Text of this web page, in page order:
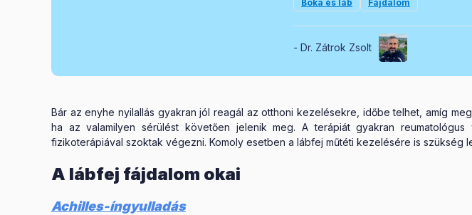
Boka és láb Fájdalom
Dr. Zátrok Zsolt
Bár az enyhe nyilallás gyakran jól reagál az otthoni kezelésekre, időbe telhet, amíg
ha az valamilyen sérülést követően jelenik meg. A terápiát gyakran
fizikoterápiával szoktak végezni. Komoly esetben a lábfej műtéti kezelésére is
A lábfej fájdalom okai
Achilles-íngyulladás